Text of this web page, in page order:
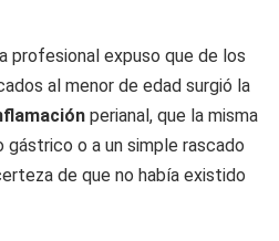
profesional expuso que de los
al menor de edad surgió la
perianal, que la misma
gástrico o a un simple rascado
de que no había existido